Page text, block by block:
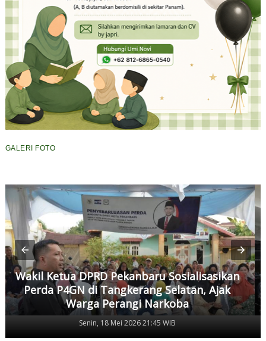
GALERI FOTO
Wakil Ketua DPRD Pekanbaru Sosialisasikan
Perda P4GN di Tangkerang Selatan, Ajak
Warga Perangi Narkoba
Senin, 18 Mei 2026 21:45 WIB